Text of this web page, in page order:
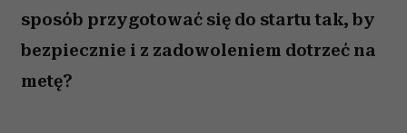
sposób przygotować się do startu tak, by
bezpiecznie i z zadowoleniem dotrzeć na
metę?